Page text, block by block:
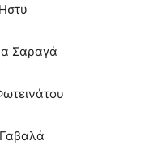
Σαραγά